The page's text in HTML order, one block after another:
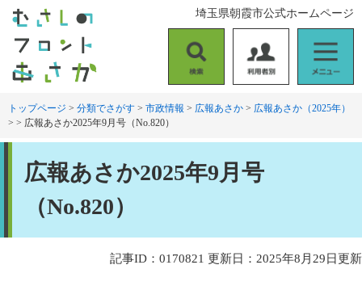
す
。
し
て
索
用
者
ニ
ュ
埼玉県朝霞市公式ホームページ
トップページ > 分類でさがす > 市政情報 > 広報あさか > 広報あさか（2025年）
> > 広報あさか2025年9月号（No.820）
広報あさか2025年9月号
（No.820）
記事ID：0170821 更新日：2025年8月29日更新